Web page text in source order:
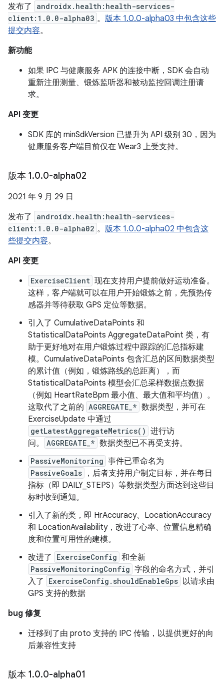
发布了
androidx.health:health-services-
client:1.0.0-alpha03 。 版本 1.0.0-alpha03 中包含这些
提交内容。
新功能
如果 IPC 与健康服务 APK 的连接中断，SDK 会自动
重新注册测量、锻炼监听器和被动监控回调注册请
求。
API 变更
SDK 库的 minSdkVersion 已提升为 API 级别 30，因为
健康服务客户端目前仅在 Wear3 上受支持。
版本 1.0.0-alpha02
2021 年 9 月 29 日
发布了
androidx.health:health-services-
client:1.0.0-alpha02 。 版本 1.0.0-alpha02 中包含这
些提交内容。
API 变更
ExerciseClient 现在支持用户提前做好运动准备。
这样，客户端就可以在用户开始锻炼之前，先预热传
感器并等待获取 GPS 定位等数据。
引入了 CumulativeDataPoints 和
StatisticalDataPoints AggregateDataPoint 类，有
助于更好地对在用户锻炼过程中跟踪的汇总指标建
模。CumulativeDataPoints 包含汇总的区间数据类型
的累计值（例如，锻炼路线的总距离），而
StatisticalDataPoints 模型会汇总采样数据点数据
（例如 HeartRateBpm 最小值、最大值和平均值）。
这取代了之前的 AGGREGATE_* 数据类型，并可在
ExerciseUpdate 中通过
getLatestAggregateMetrics() 进行访
问。
AGGREGATE_* 数据类型已不再受支持。
PassiveMonitoring 事件已重命名为
PassiveGoals
，后者支持用户制定目标，并在每日
指标（即 DAILY_STEPS）等数据类型方面达到这些目
标时收到通知。
引入了新的类，即 HrAccuracy、LocationAccuracy
和 LocationAvailability，改进了心率、位置信息精确
度和位置可用性的建模。
改进了
ExerciseConfig 和全新
PassiveMonitoringConfig 字段的命名方式，并引
入了
ExerciseConfig.shouldEnableGps 以请求由
GPS 支持的数据
bug 修复
迁移到了由 proto 支持的 IPC 传输，以提供更好的向
后兼容性支持
版本 1.0.0-alpha01